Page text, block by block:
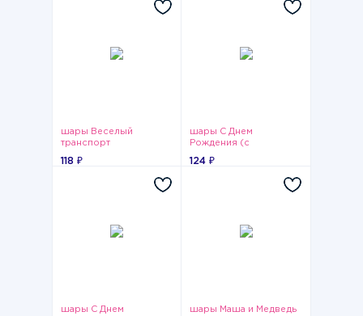
шары Веселый
транспорт
118 ₽
шары С Днем
Рождения (с
124 ₽
шары С Днем
шары Маша и Медведь